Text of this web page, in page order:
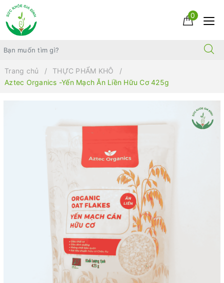
0
Trang chủ
THỰC PHẨM KHÔ
Aztec Organics -Yến Mạch Ăn Liền Hữu Cơ 425g